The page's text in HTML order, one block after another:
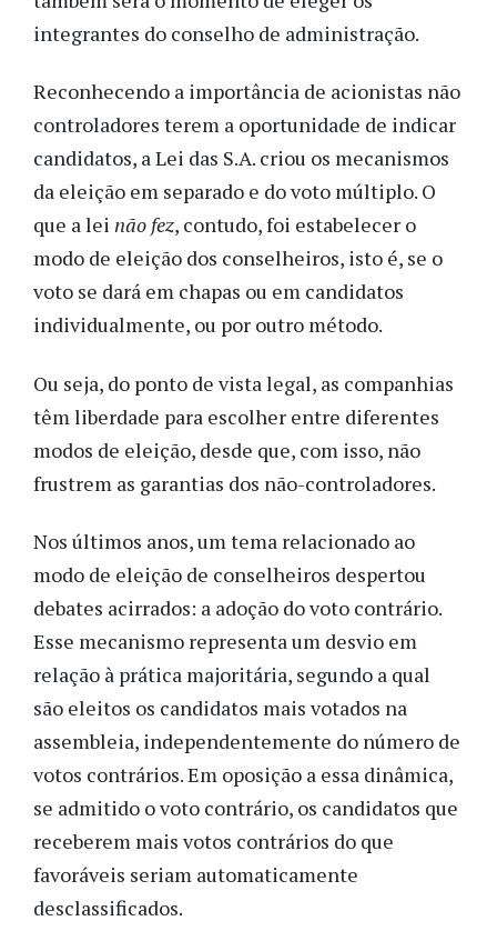
integrantes do conselho de administração.
Reconhecendo a importância de acionistas não
controladores terem a oportunidade de indicar
candidatos, a Lei das S.A. criou os mecanismos
da eleição em separado e do voto múltiplo. O
que a lei não fez, contudo, foi estabelecer o
modo de eleição dos conselheiros, isto é, se o
voto se dará em chapas ou em candidatos
individualmente, ou por outro método.
Ou seja, do ponto de vista legal, as companhias
têm liberdade para escolher entre diferentes
modos de eleição, desde que, com isso, não
frustrem as garantias dos não-controladores.
Nos últimos anos, um tema relacionado ao
modo de eleição de conselheiros despertou
debates acirrados: a adoção do voto contrário.
Esse mecanismo representa um desvio em
relação à prática majoritária, segundo a qual
são eleitos os candidatos mais votados na
assembleia, independentemente do número de
votos contrários. Em oposição a essa dinâmica,
se admitido o voto contrário, os candidatos que
receberem mais votos contrários do que
favoráveis seriam automaticamente
desclassificados.